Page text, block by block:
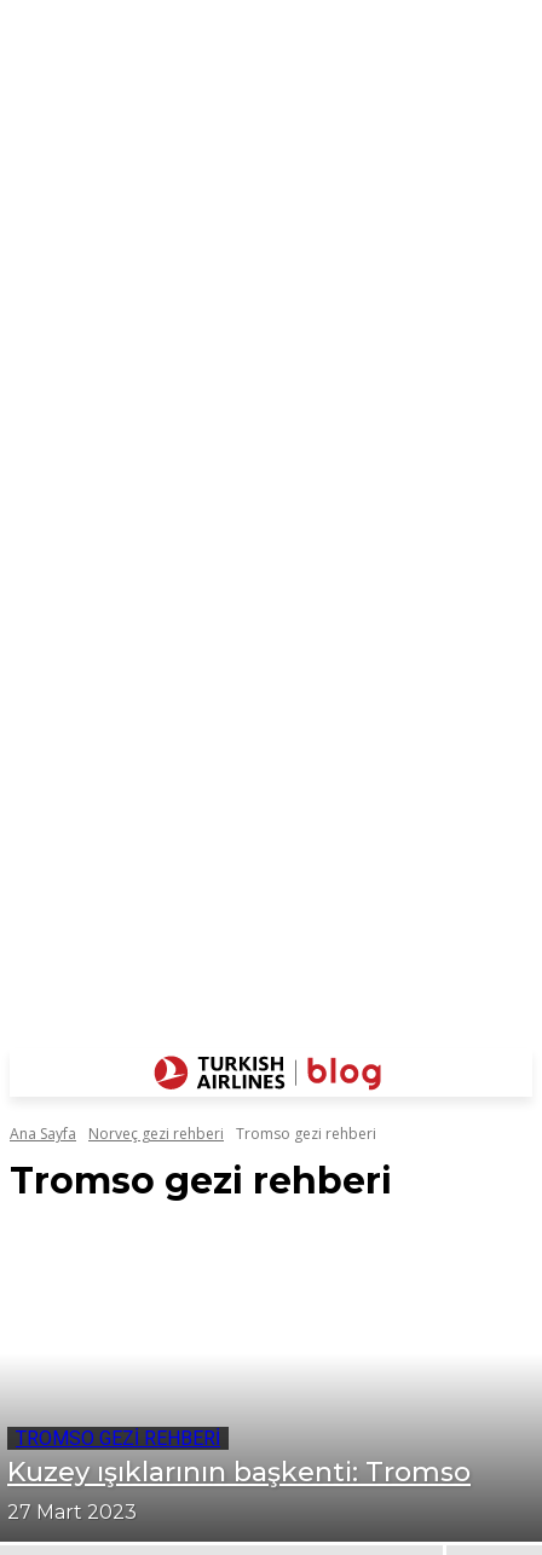
Ana Sayfa Norveç gezi rehberi Tromso gezi rehberi
Tromso gezi rehberi
TROMSO GEZI REHBERI
Kuzey ışıklarının başkenti: Tromso
27 Mart 2023